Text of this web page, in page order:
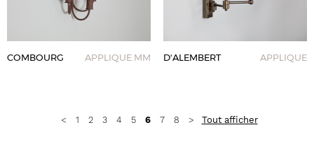
COMBOURG APPLIQUE MM D'ALEMBERT APPLIQUE
< 1 2 3 4 5 6 7 8 > Tout afficher